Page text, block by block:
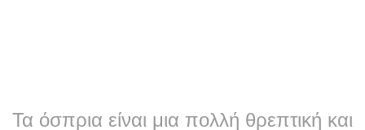
Τα όσπρια είναι μια πολλή θρεπτική και